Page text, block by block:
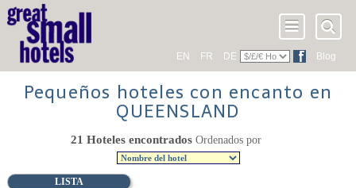
EN FR DE Blog
Pequeños hoteles con encanto en
QUEENSLAND
LISTA
21 Hoteles encontrados Ordenados por